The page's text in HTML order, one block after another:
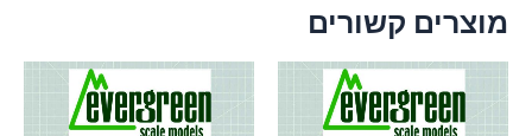
מוצרים קשורים